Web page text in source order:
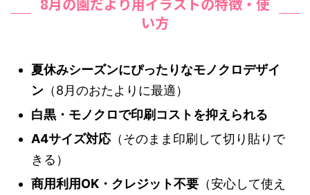
い方
夏休みシーズンにぴったりなモノクロデザイ
ン （8月のおたよりに最適）
白黒・モノクロで印刷コストを抑えられる
A4サイズ対応（そのまま印刷して切り貼りで
きる）
商用利用OK・クレジット不要 （安心して使え